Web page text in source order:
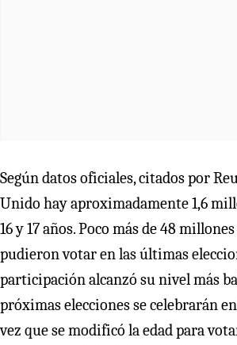
Según datos oficiales, citados por
Unido hay aproximadamente 1,6
16 y 17 años. Poco más de 48
pudieron votar en las últimas
participación alcanzó su nivel más
próximas elecciones se celebrarán
vez que se modificó la edad para